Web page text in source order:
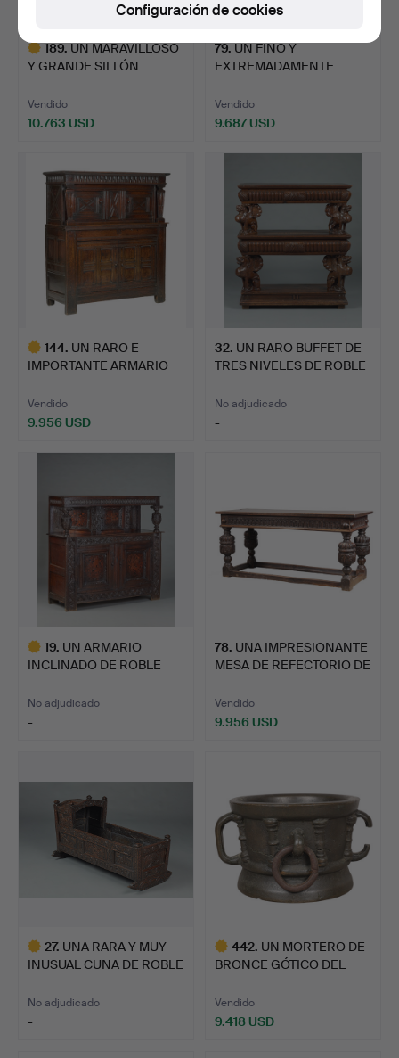
189.UN MARAVILLOSO
Y GRANDE SILLÓN
Vendido
10.763 USD
seleccionado
79.UN FINO Y
EXTREMADAMENTE
Vendido
9.687 USD
144. UN RARO E
IMPORTANTE ARMARIO
Vendido
9.956 USD
32. UN RARO BUFFET DE
TRES NIVELES DE ROBLE
No adjudicado
-
19. UN ARMARIO
INCLINADO DE ROBLE
No adjudicado
-
78. UNA IMPRESIONANTE
MESA DE REFECTORIO DE
Vendido
9.956 USD
27. UNA RARA Y MUY
INUSUAL CUNA DE ROBLE
No adjudicado
-
442. UN MORTERO DE
BRONCE GÓTICO DEL
Vendido
9.418 USD
Configuración de cookies